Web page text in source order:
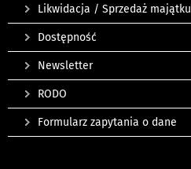
Likwidacja / Sprzedaż majątku
Dostępność
Newsletter
RODO
Formularz zapytania o dane